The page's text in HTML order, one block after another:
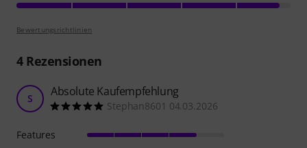
Bewertungsrichtlinien
4Rezensionen
S Absolute Kaufempfehlung
Stephan8601 04.03.2026
Features